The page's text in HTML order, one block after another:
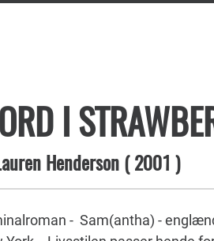
I
Henderson(2001 )
- Sam(antha) -